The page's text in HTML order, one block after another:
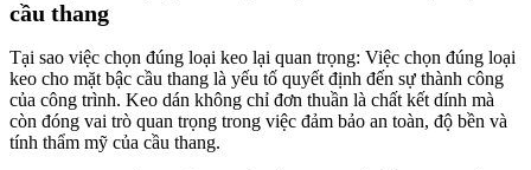
cầu thang
Tại sao việc chọn đúng loại keo lại quan trọng: Việc chọn đúng loại
keo cho mặt bậc cầu thang là yếu tố quyết định đến sự thành công
của công trình. Keo dán không chỉ đơn thuần là chất kết dính mà
còn đóng vai trò quan trọng trong việc đảm bảo an toàn, độ bền và
tính thẩm mỹ của cầu thang.